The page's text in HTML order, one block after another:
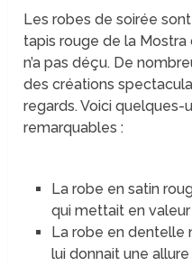
Les robes de soirée
tapis rouge de la
n’a pas déçu. De
des créations
regards. Voici quelques-
remarquables :
La robe en satin
qui mettait en
La robe en dentelle
lui donnait une